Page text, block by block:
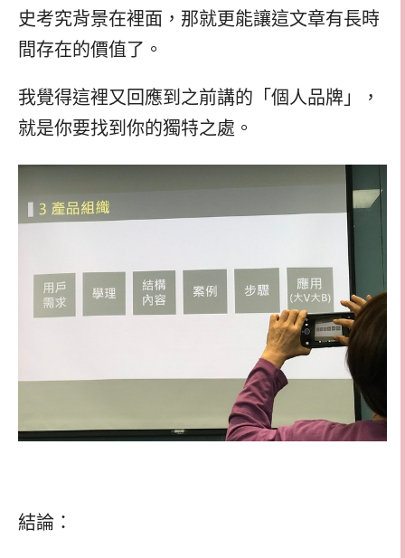
史考究背景在裡面，那就更能讓這文章有長時
間存在的價值了。
我覺得這裡又回應到之前講的「個人品牌」，
就是你要找到你的獨特之處。
結論：